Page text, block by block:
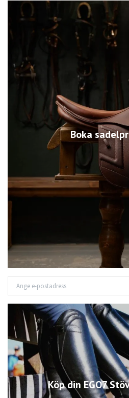
Boka
Köp din EGO7